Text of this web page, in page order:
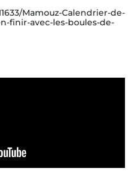
Mamouz-Calendrier-de-
finir-avec-les-boules-de-